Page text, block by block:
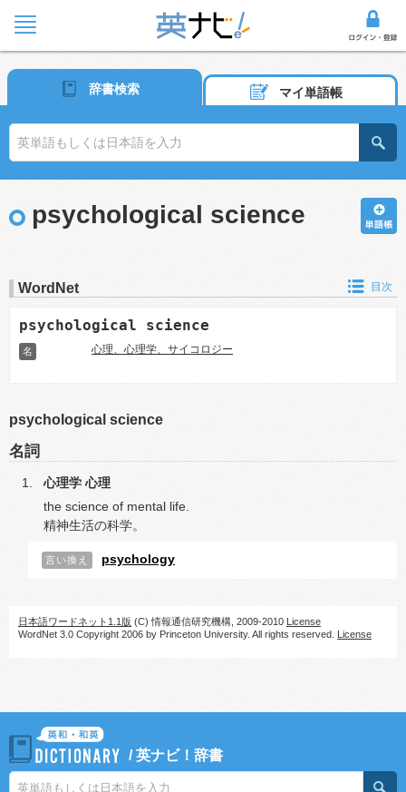
辞書検索 マイ単語帳
psychological science
WordNet 目次
psychological science
名 心理、心理学、サイコロジー
psychological science
名詞
心理学 心理
the science of mental life.
精神生活の科学。
言い換え psychology
日本語ワードネット1.1版 (C) 情報通信研究機構, 2009-2010 License
WordNet 3.0 Copyright 2006 by Princeton University. All rights reserved. License
/英ナビ！辞書